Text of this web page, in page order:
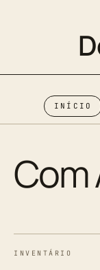
INÍCIO
Com
INVENTÁRIO